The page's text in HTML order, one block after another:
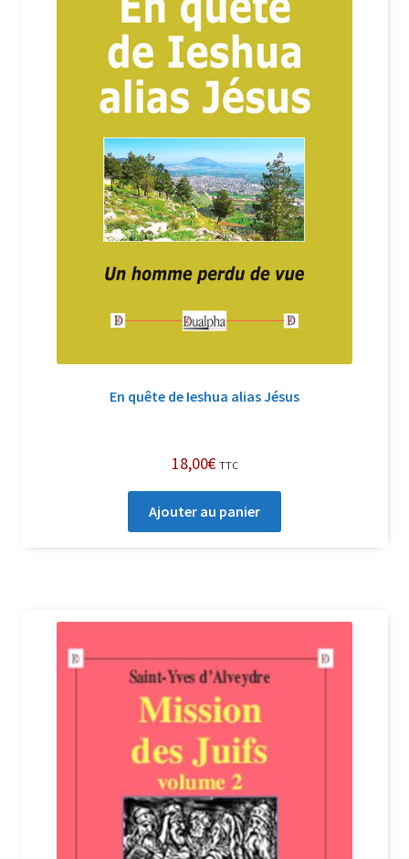
Login Customizer
Nous Contacter
Politique de confidentialité et cookies
Qui sommes-nous ?
Soutien à Philippe Randa
Suivi de la Commande
En quête de Ieshua alias Jésus
18,00€ TTC
Ajouter au panier